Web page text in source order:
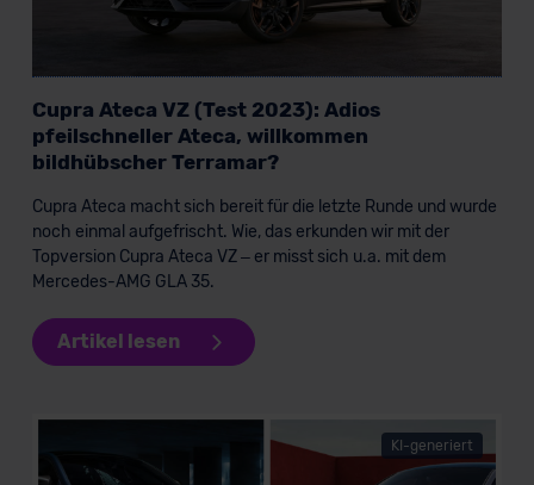
Cupra Ateca VZ (Test 2023): Adios
pfeilschneller Ateca, willkommen
bildhübscher Terramar?
Cupra Ateca macht sich bereit für die letzte Runde und wurde
noch einmal aufgefrischt. Wie, das erkunden wir mit der
Topversion Cupra Ateca VZ – er misst sich u.a. mit dem
Mercedes-AMG GLA 35.
Artikel lesen
KI-generiert